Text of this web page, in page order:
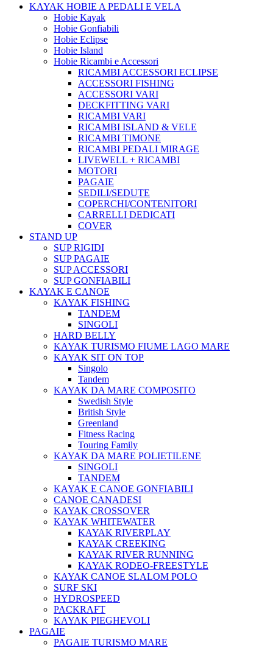
KAYAK HOBIE A PEDALI E VELA
Hobie Kayak
Hobie Gonfiabili
Hobie Eclipse
Hobie Island
Hobie Ricambi e Accessori
RICAMBI ACCESSORI ECLIPSE
ACCESSORI FISHING
ACCESSORI VARI
DECKFITTING VARI
RICAMBI VARI
RICAMBI ISLAND & VELE
RICAMBI TIMONE
RICAMBI PEDALI MIRAGE
LIVEWELL + RICAMBI
MOTORI
PAGAIE
SEDILI/SEDUTE
COPERCHI/CONTENITORI
CARRELLI DEDICATI
COVER
STAND UP
SUP RIGIDI
SUP PAGAIE
SUP ACCESSORI
SUP GONFIABILI
KAYAK E CANOE
KAYAK FISHING
TANDEM
SINGOLI
HARD BELLY
KAYAK TURISMO FIUME LAGO MARE
KAYAK SIT ON TOP
Singolo
Tandem
KAYAK DA MARE COMPOSITO
Swedish Style
British Style
Greenland
Fitness Racing
Touring Family
KAYAK DA MARE POLIETILENE
SINGOLI
TANDEM
KAYAK E CANOE GONFIABILI
CANOE CANADESI
KAYAK CROSSOVER
KAYAK WHITEWATER
KAYAK RIVERPLAY
KAYAK CREEKING
KAYAK RIVER RUNNING
KAYAK RODEO-FREESTYLE
KAYAK CANOE SLALOM POLO
SURF SKI
HYDROSPEED
PACKRAFT
KAYAK PIEGHEVOLI
PAGAIE
PAGAIE TURISMO MARE